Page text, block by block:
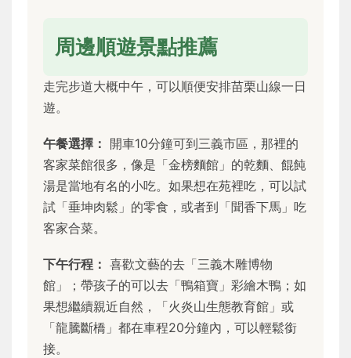
周邊順遊景點推薦
走完步道大概中午，可以順便安排苗栗山線一日
遊。
午餐選擇： 開車10分鐘可到三義市區，那裡的
客家菜館很多，像是「金榜麵館」的乾麵、餛飩
湯是當地有名的小吃。如果想在苑裡吃，可以試
試「垂坤肉鬆」的零食，或者到「聞香下馬」吃
客家合菜。
下午行程： 喜歡文藝的去「三義木雕博物
館」；帶孩子的可以去「鴨箱寶」彩繪木鴨；如
果想繼續親近自然，「火炎山生態教育館」或
「龍騰斷橋」都在車程20分鐘內，可以輕鬆銜
接。